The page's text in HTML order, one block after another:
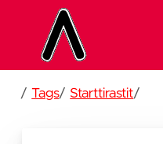
/Tags/ Starttirastit/